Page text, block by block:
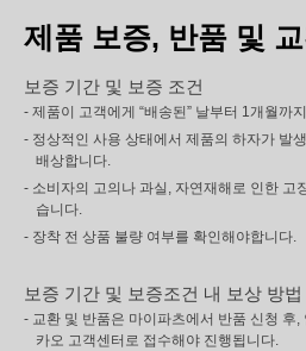
제품 보증, 반품 및
보증 기간 및 보증 조건
- 제품이 고객에게 “배송된” 날부터 1개월까
- 정상적인 사용 상태에서 제품의 하자가 발
배상합니다.
- 소비자의 고의나 과실, 자연재해로 인한 고
습니다.
- 장착 전 상품 불량 여부를 확인해야합니다.
보증 기간 및 보증조건 내 보상 방법
- 교환 및 반품은 마이파츠에서 반품 신청 후
카오 고객센터로 접수해야 진행됩니다.